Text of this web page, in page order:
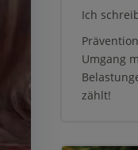
Ich
Umgang
zählt!